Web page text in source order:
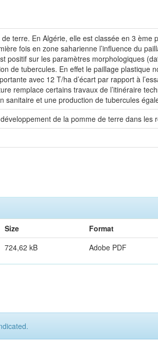
terre. En Algérie, elle est classée en 3 ème
fois en zone saharienne l’influence du
positif sur les paramètres morphologiques
de tubercules. En effet le paillage plastique
avec 12 T/ha d’écart par rapport à
remplace certains travaux de l’itinéraire
et une production de tubercules
de la pomme de terre dans les
Size
Format
724,62 kB Adobe PDF